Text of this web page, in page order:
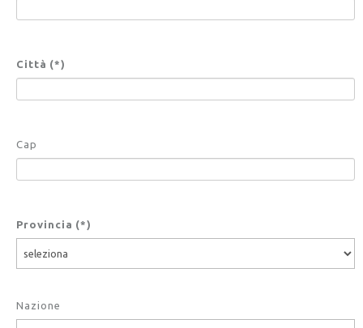
Città (*)
Cap
Provincia (*)
Nazione